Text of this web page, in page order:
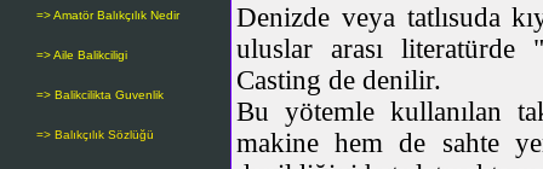
=> Amatör Balıkçılık Nedir
=> Aile Balikciligi
=> Balikcilikta Guvenlik
=> Balıkçılık Sözlüğü
Denizde veya tatlısuda
uluslar arası literatürde
Casting de denilir.
Bu yötemle kullanılan
makine hem de sahte